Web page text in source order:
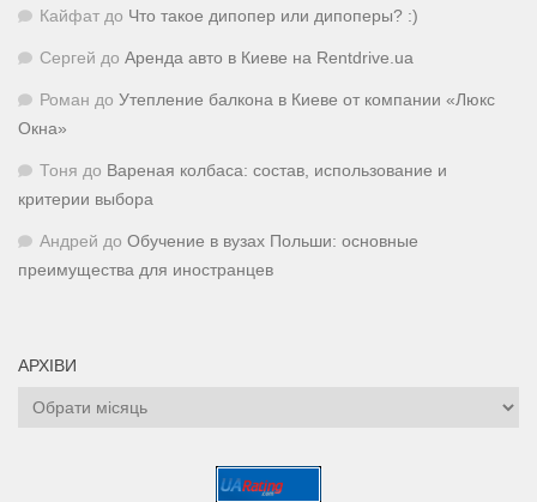
Кайфат до Что такое дипопер или дипоперы? :)
Сергей до Аренда авто в Киеве на Rentdrive.ua
Роман до Утепление балкона в Киеве от компании «Люкс
Окна»
Тоня до Вареная колбаса: состав, использование и
критерии выбора
Андрей до Обучение в вузах Польши: основные
преимущества для иностранцев
АРХІВИ
Архіви